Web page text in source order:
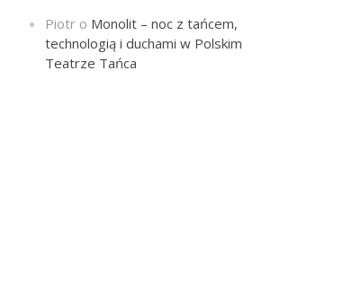
Piotr o Monolit – noc z tańcem,
technologią i duchami w Polskim
Teatrze Tańca